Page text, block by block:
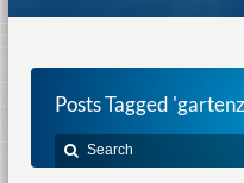
Posts Tagged